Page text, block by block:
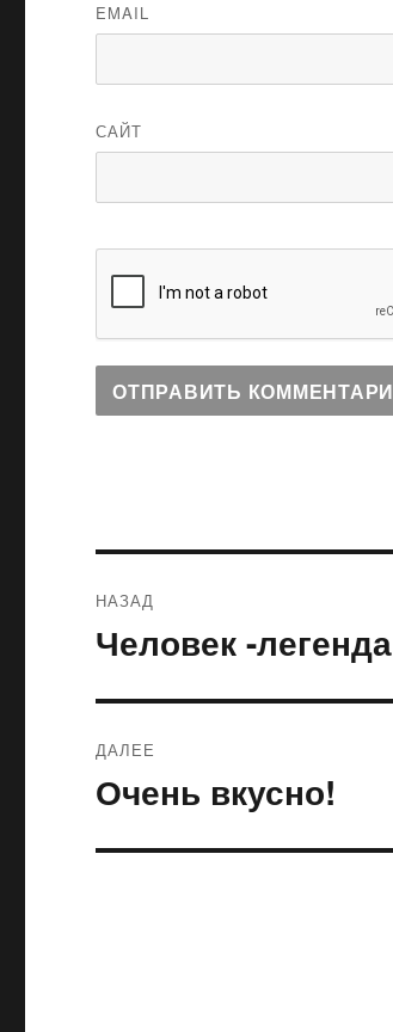
EMAIL
САЙТ
по
НАЗАД
Предыдущая
Человек -легенда
ДАЛЕЕ
Следующая
Очень вкусно!